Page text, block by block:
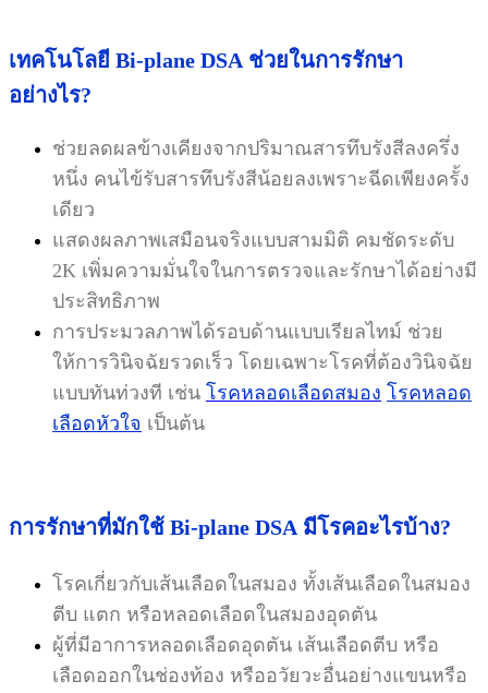
เทคโนโลยี Bi-plane DSA ช่วยในการรักษา
อย่างไร?
ช่วยลดผลข้างเคียงจากปริมาณสารทึบรังสีลงครึ่ง
หนึ่ง คนไข้รับสารทึบรังสีน้อยลงเพราะฉีดเพียงครั้ง
เดียว
แสดงผลภาพเสมือนจริงแบบสามมิติ คมชัดระดับ
2K เพิ่มความมั่นใจในการตรวจและรักษาได้อย่างมี
ประสิทธิภาพ
การประมวลภาพได้รอบด้านแบบเรียลไทม์ ช่วย
ให้การวินิจฉัยรวดเร็ว โดยเฉพาะโรคที่ต้องวินิจฉัย
แบบทันท่วงที เช่น โรคหลอดเลือดสมอง โรคหลอด
เลือดหัวใจ เป็นต้น
การรักษาที่มักใช้ Bi-plane DSA มีโรคอะไรบ้าง?
โรคเกี่ยวกับเส้นเลือดในสมอง ทั้งเส้นเลือดในสมอง
ตีบ แตก หรือหลอดเลือดในสมองอุดตัน
ผู้ที่มีอาการหลอดเลือดอุดตัน เส้นเลือดตีบ หรือ
เลือดออกในช่องท้อง หรืออวัยวะอื่นอย่างแขนหรือ